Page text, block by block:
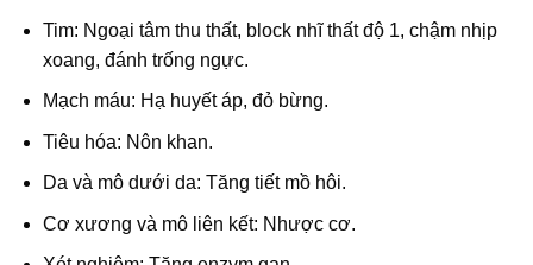
Tim: Ngoại tâm thu thất, block nhĩ thất độ 1, chậm nhịp
xoang, đánh trống ngực.
Mạch máu: Hạ huyết áp, đỏ bừng.
Tiêu hóa: Nôn khan.
Da và mô dưới da: Tăng tiết mồ hôi.
Cơ xương và mô liên kết: Nhược cơ.